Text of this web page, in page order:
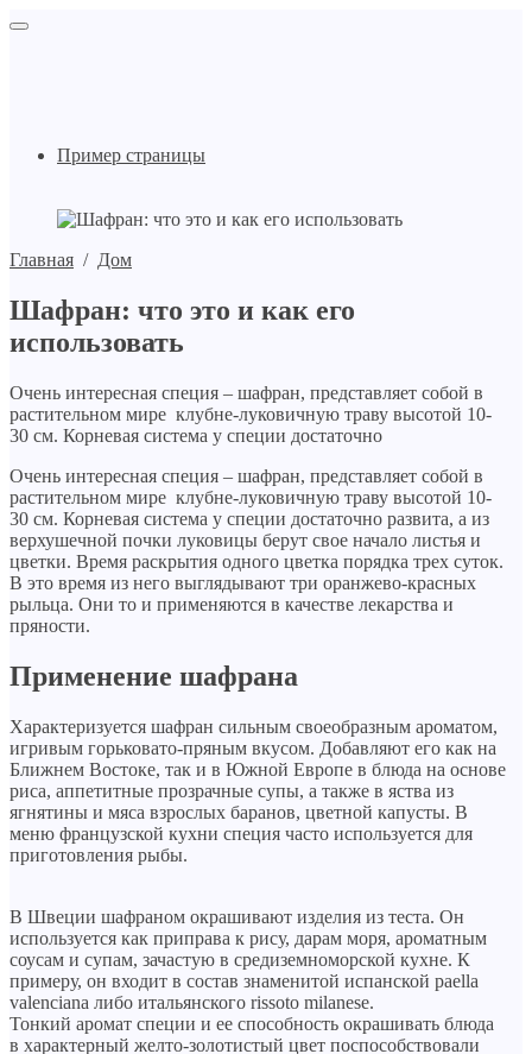
Пример страницы
Главная / Дом
Шафран: что это и как его
использовать
Очень интересная специя – шафран, представляет собой в
растительном мире клубне-луковичную траву высотой 10-
30 см. Корневая система у специи достаточно
Очень интересная специя – шафран, представляет собой в
растительном мире клубне-луковичную траву высотой 10-
30 см. Корневая система у специи достаточно развита, а из
верхушечной почки луковицы берут свое начало листья и
цветки. Время раскрытия одного цветка порядка трех суток.
В это время из него выглядывают три оранжево-красных
рыльца. Они то и применяются в качестве лекарства и
пряности.
Применение шафрана
Характеризуется шафран сильным своеобразным ароматом,
игривым горьковато-пряным вкусом. Добавляют его как на
Ближнем Востоке, так и в Южной Европе в блюда на основе
риса, аппетитные прозрачные супы, а также в яства из
ягнятины и мяса взрослых баранов, цветной капусты. В
меню французской кухни специя часто используется для
приготовления рыбы.
В Швеции шафраном окрашивают изделия из теста. Он
используется как приправа к рису, дарам моря, ароматным
соусам и супам, зачастую в средиземноморской кухне. К
примеру, он входит в состав знаменитой испанской paella
valenciana либо итальянского rissoto milanese.
Тонкий аромат специи и ее способность окрашивать блюда
в характерный желто-золотистый цвет поспособствовали